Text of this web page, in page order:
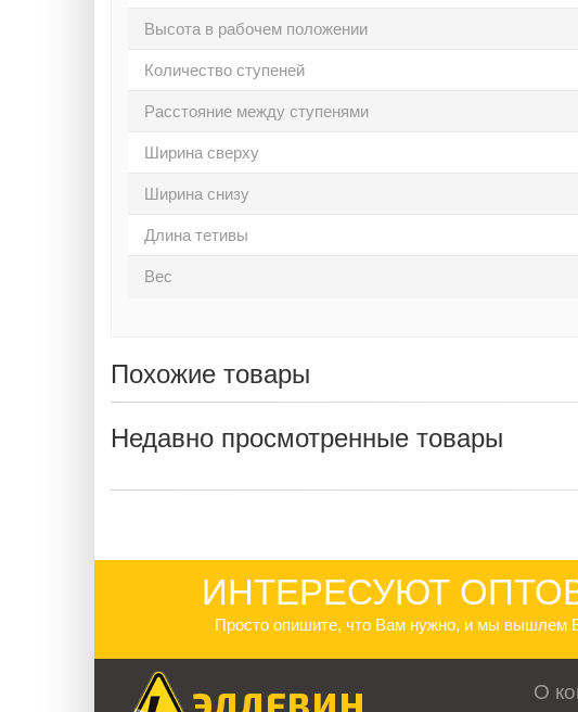
Высота в рабочем положении
Количество ступеней
Расстояние между ступенями
Ширина сверху
Ширина снизу
Длина тетивы
Вес
Похожие товары
Недавно просмотренные товары
ИНТЕРЕСУЮТ
Просто опишите, что Вам нужно, и мы вышлем
О